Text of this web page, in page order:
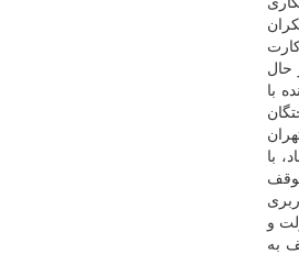
برای محتکران
در حال
های کثیرالشاکی اعلام نمود که ۲۱۴ پرونده با
وجوه مالباختگان
تهران
با
این اراضی به دولت و
به